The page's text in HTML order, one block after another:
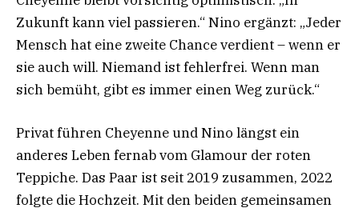
Zukunft kann viel passieren.“ Nino ergänzt: „Jeder
Mensch hat eine zweite Chance verdient – wenn er
sie auch will. Niemand ist fehlerfrei. Wenn man
sich bemüht, gibt es immer einen Weg zurück.“
Privat führen Cheyenne und Nino längst ein
anderes Leben fernab vom Glamour der roten
Teppiche. Das Paar ist seit 2019 zusammen, 2022
folgte die Hochzeit. Mit den beiden gemeinsamen